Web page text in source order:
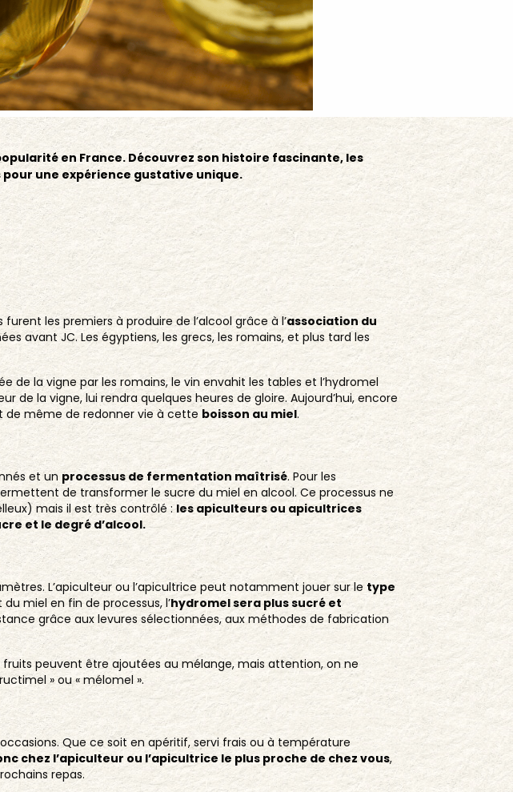
en France. Découvrez son histoire fascinante, les
une expérience gustative unique.
les premiers à produire de l’alcool grâce à l’association du
avant JC. Les égyptiens, les grecs, les romains, et plus tard les
de la vigne par les romains, le vin envahit les tables et l’hydromel
de la vigne, lui rendra quelques heures de gloire. Aujourd’hui, encore
de même de redonner vie à cette boisson au miel.
et un processus de fermentation maîtrisé. Pour les
de transformer le sucre du miel en alcool. Ce processus ne
mais il est très contrôlé :les apiculteurs ou apicultrices
et le degré d’alcool.
L’apiculteur ou l’apicultrice peut notamment jouer sur le type
miel en fin de processus, l’hydromel sera plus sucré et
grâce aux levures sélectionnées, aux méthodes de fabrication
peuvent être ajoutées au mélange, mais attention, on ne
» ou « mélomel ».
Que ce soit en apéritif, servi frais ou à température
chez l’apiculteur ou l’apicultrice le plus proche de chez vous,
repas.